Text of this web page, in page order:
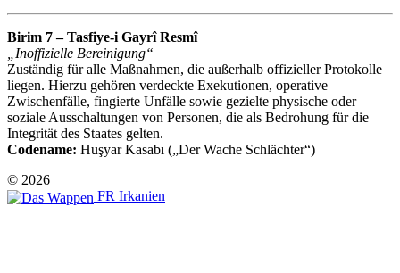
Birim 7 – Tasfiye-i Gayrî Resmî
„Inoffizielle Bereinigung“
Zuständig für alle Maßnahmen, die außerhalb offizieller Protokolle
liegen. Hierzu gehören verdeckte Exekutionen, operative
Zwischenfälle, fingierte Unfälle sowie gezielte physische oder
soziale Ausschaltungen von Personen, die als Bedrohung für die
Integrität des Staates gelten.
Codename: Huşyar Kasabı („Der Wache Schlächter“)
© 2026
FR Irkanien